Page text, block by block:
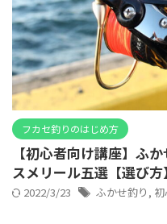
フカセ釣りのはじめ方
【初心者向け講座】ふ
スメリール五選【選び方】
2022/3/23 ふかせ釣り ,